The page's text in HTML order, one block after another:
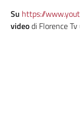
Su https://
videodi Florence Tv